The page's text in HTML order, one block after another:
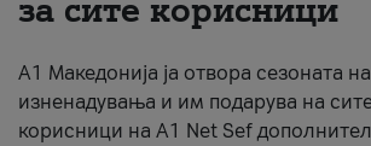
за сите корисници
А1 Македонија ја отвора сезоната
изненадувања и им подарува на
корисници на A1 Net Sef